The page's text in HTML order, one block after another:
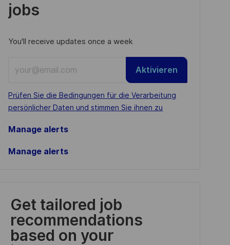
jobs
You'll receive updates once a week
Email
address
(Required)
Required
Prüfen Sie die Bedingungen für die Verarbeitung
persönlicher Daten und stimmen Sie ihnen zu
Aktivieren
Manage alerts
Manage alerts
Get tailored job
recommendations
based on your